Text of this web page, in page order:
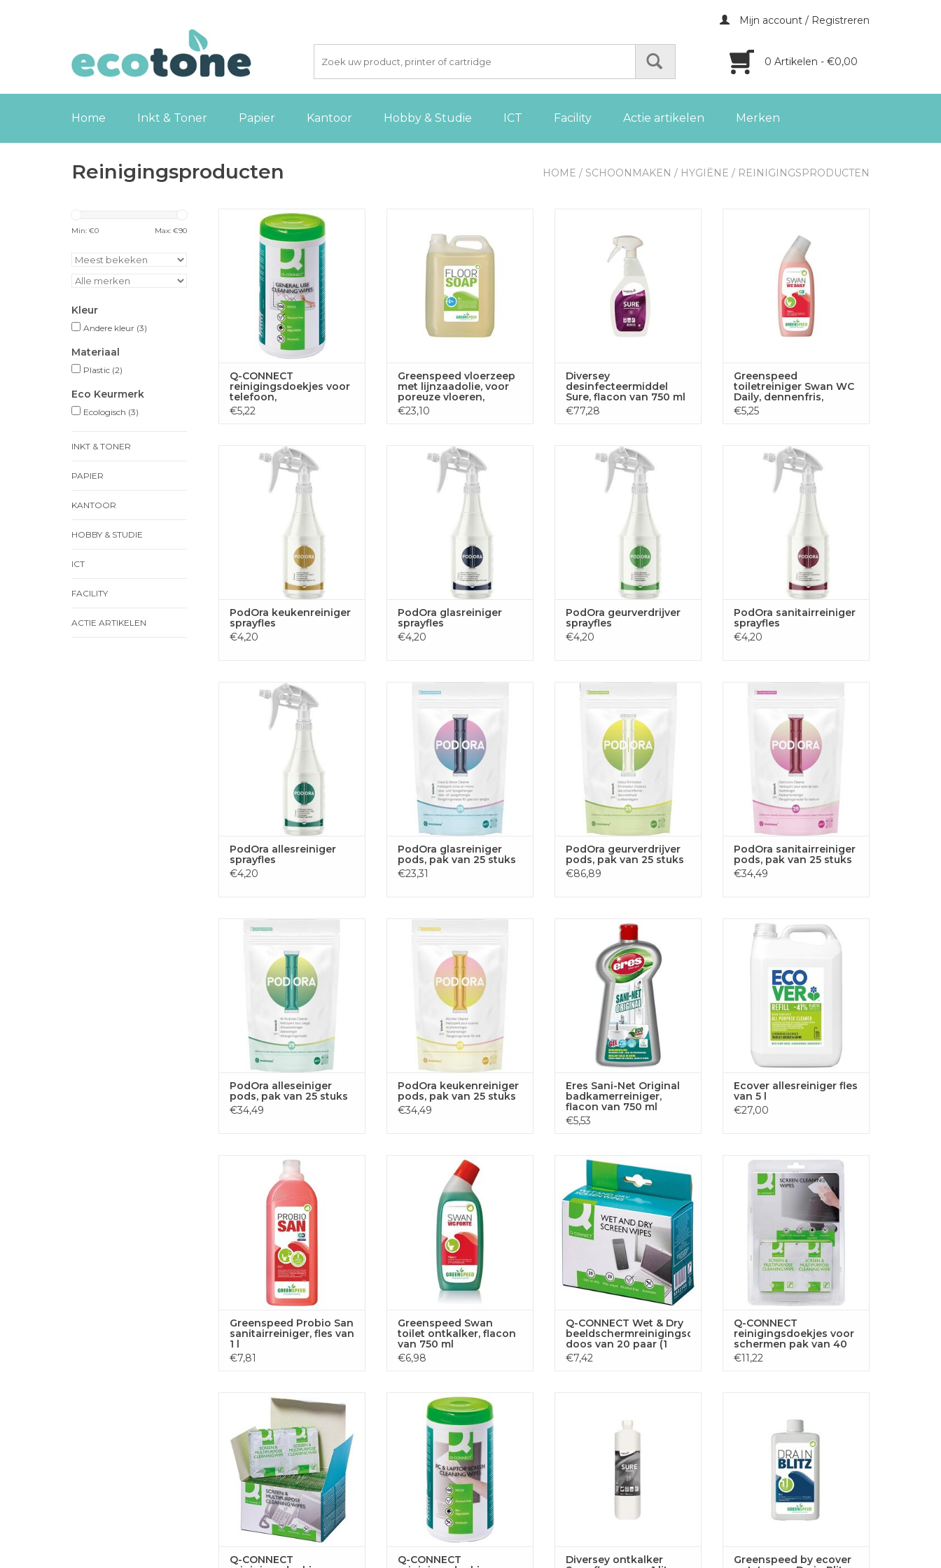
Mijn account / Registreren
0 Artikelen - €0,00
Home Inkt & Toner Papier Kantoor Hobby & Studie ICT Facility Actie artikelen Merken
Reinigingsproducten HOME / SCHOONMAKEN / HYGIËNE / REINIGINGSPRODUCTEN
Min: €0 Max: €90
Kleur
Andere kleur (3)
Materiaal
Plastic (2)
Eco Keurmerk
Ecologisch (3)
INKT & TONER
PAPIER
KANTOOR
HOBBY & STUDIE
ICT
FACILITY
ACTIE ARTIKELEN
Q-CONNECT reinigingsdoekjes
voor telefoon, 100 doekjes
TOEVOEGEN AAN
WINKELWAGEN
Q-CONNECT
reinigingsdoekjes voor
telefoon,
multifunctioneel
gebruik, pak van 100
€5,22
TOEVOEGEN AAN
WINKELWAGEN
Greenspeed vloerzeep
met lijnzaadolie, voor
poreuze vloeren,
citrusgeur, flacon van 5
liter
€23,10
TOEVOEGEN AAN
WINKELWAGEN
Diversey
desinfecteermiddel
Sure, flacon van 750 ml
€77,28
TOEVOEGEN AAN
WINKELWAGEN
Greenspeed
toiletreiniger Swan WC
Daily, dennenfris,
flacon van 750 ml
€5,25
PodOra PodOra keukenreiniger
sprayfles
TOEVOEGEN AAN
WINKELWAGEN
PodOra keukenreiniger
sprayfles
€4,20
PodOra PodOra glasreiniger
sprayfles
TOEVOEGEN AAN
WINKELWAGEN
PodOra glasreiniger
sprayfles
€4,20
PodOra PodOra geurverdrijver
sprayfles
TOEVOEGEN AAN
WINKELWAGEN
PodOra geurverdrijver
sprayfles
€4,20
PodOra PodOra sanitairreiniger
sprayfles
TOEVOEGEN AAN
WINKELWAGEN
PodOra sanitairreiniger
sprayfles
€4,20
PodOra PodOra allesreiniger
sprayfles
TOEVOEGEN AAN
WINKELWAGEN
PodOra allesreiniger
sprayfles
€4,20
PodOra PodOra glasreiniger
TOEVOEGEN AAN
WINKELWAGEN
PodOra glasreiniger
pods, pak van 25 stuks
€23,31
PodOra PodOra geurverdrijver
TOEVOEGEN AAN
WINKELWAGEN
PodOra geurverdrijver
pods, pak van 25 stuks
€86,89
PodOra PodOra sanitairreiniger
TOEVOEGEN AAN
WINKELWAGEN
PodOra sanitairreiniger
pods, pak van 25 stuks
€34,49
PodOra PodOra alleseiniger
TOEVOEGEN AAN
WINKELWAGEN
PodOra alleseiniger
pods, pak van 25 stuks
€34,49
PodOra PodOra keukenreiniger
TOEVOEGEN AAN
WINKELWAGEN
PodOra keukenreiniger
pods, pak van 25 stuks
€34,49
Eres Sani-Net Original
badkamerreiniger, flacon van
750 ml
TOEVOEGEN AAN
WINKELWAGEN
Eres Sani-Net Original
badkamerreiniger,
flacon van 750 ml
€5,53
Ecover allesreiniger fles van 5 l
Ecover allesreiniger fles
van 5 l
€27,00
Greenspeed Probio San
sanitairreiniger, fles van 1 l
TOEVOEGEN AAN
WINKELWAGEN
Greenspeed Probio San
sanitairreiniger, fles van
1 l
€7,81
Greenspeed Swan toilet
ontkalker, flacon van 750 ml
TOEVOEGEN AAN
WINKELWAGEN
Greenspeed Swan
toilet ontkalker, flacon
van 750 ml
€6,98
Q-CONNECT Wet & Dry
beeldschermreinigingsdoekjes,
20 paar
TOEVOEGEN AAN
WINKELWAGEN
Q-CONNECT Wet & Dry
beeldschermreinigingsdoekjes,
doos van 20 paar (1
Wet en 1 Dry)
€7,42
Q-CONNECT reinigingsdoekjes
voor schermen pak van 40
doekjes
TOEVOEGEN AAN
WINKELWAGEN
Q-CONNECT
reinigingsdoekjes voor
schermen pak van 40
doekjes
€11,22
Q-CONNECT reinigingsdoekjes,
100 zakjes
TOEVOEGEN AAN
WINKELWAGEN
Q-CONNECT
Q-CONNECT reinigingsdoekjes
voor PC- en notebookschermen
TOEVOEGEN AAN
WINKELWAGEN
Q-CONNECT
WINKELWAGEN
Diversey ontkalker
TOEVOEGEN AAN
WINKELWAGEN
Greenspeed by ecover